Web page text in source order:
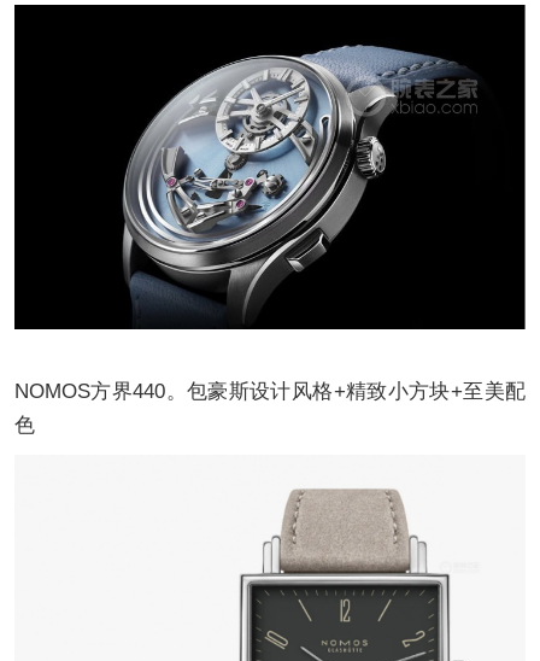
NOMOS方界440。包豪斯设计风格+精致小方块+至美配
色